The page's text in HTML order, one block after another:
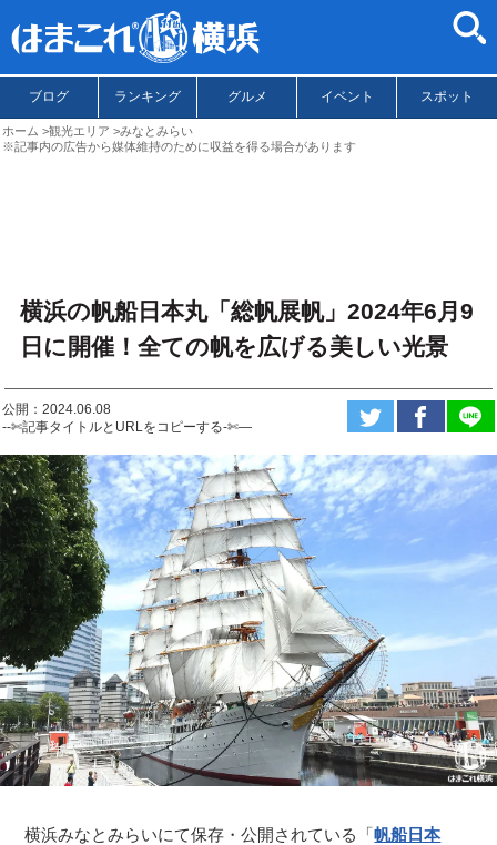
ブログ ランキング グルメ イベント スポット
ホーム 観光エリア
みなとみらい
※記事内の広告から媒体維持のために収益を得る場合があります
横浜の帆船日本丸「総帆展帆」2024年6月9
日に開催！全ての帆を広げる美しい光景
公開：2024.06.08
--✄記事タイトルとURLをコピーする-✄—
横浜みなとみらいにて保存・公開されている「帆船日本